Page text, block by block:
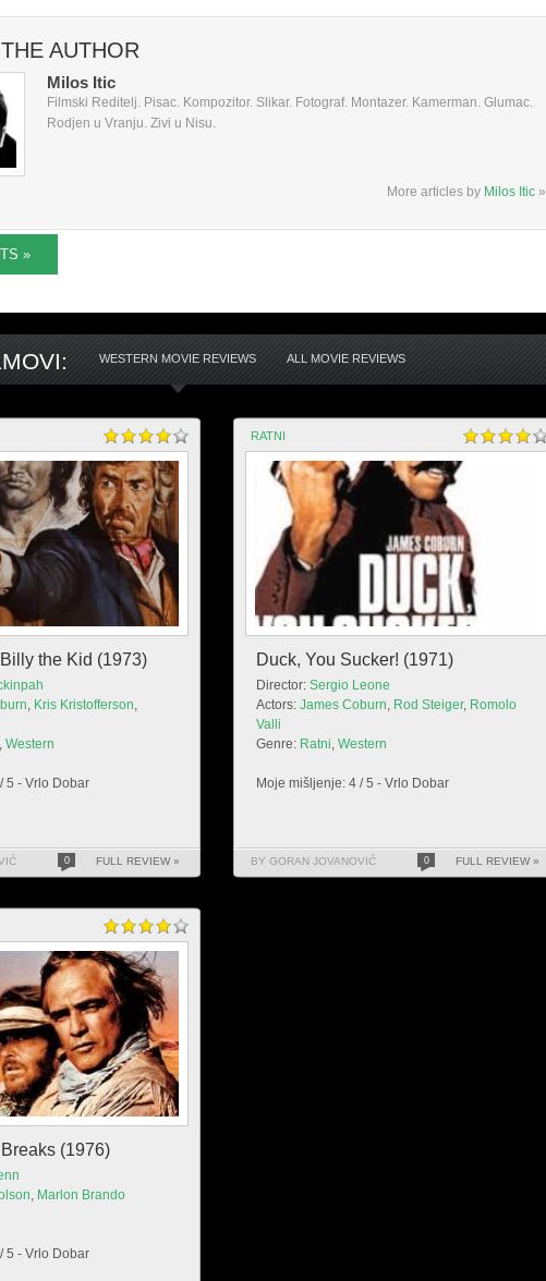
AUTHOR
Milos Itic
Filmski Reditelj. Pisac. Kompozitor. Slikar. Fotograf. Montazer. Kamerman. Glumac.
Rodjen u Vranju. Zivi u Nisu.
More articles by Milos Itic »
»
WESTERN MOVIE REVIEWS ALL MOVIE REVIEWS
the Kid (1973)
, Kris Kristofferson,
, Western
5 - Vrlo Dobar
0 FULL REVIEW »
RATNI
Duck, You Sucker! (1971)
Director: Sergio Leone
Actors: James Coburn, Rod Steiger, Romolo
Valli
Genre: Ratni, Western
Moje mišljenje: 4 / 5 - Vrlo Dobar
BY GORAN JOVANOVIĆ 0 FULL REVIEW »
(1976)
, Marlon Brando
5 - Vrlo Dobar